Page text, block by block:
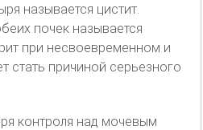
называется цистит.
почек называется
при несвоевременном и
стать причиной серьезного
контроля над мочевым